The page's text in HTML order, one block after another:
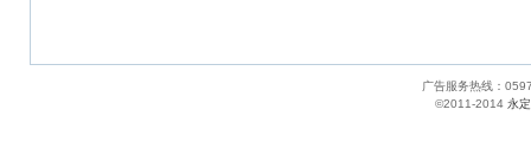
广告服务热线：
©2011-2014 永